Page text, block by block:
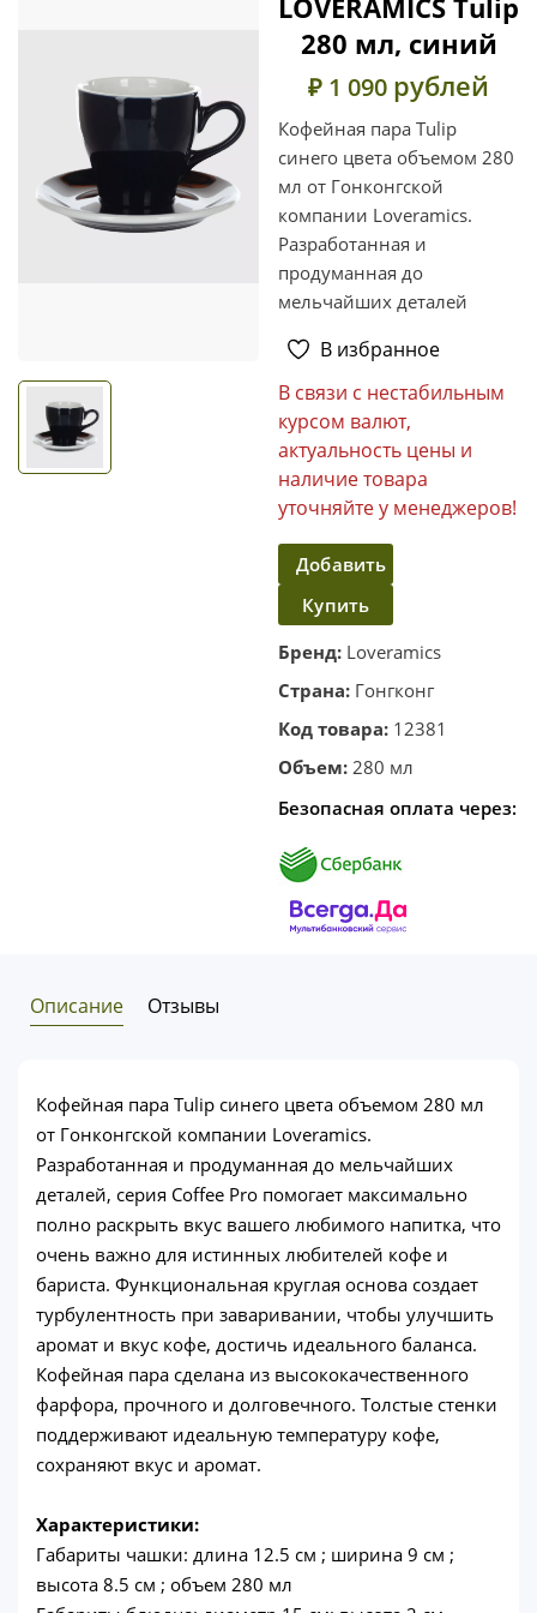
280 мл, синий
₽ 1 090 рублей
Кофейная пара Tulip
синего цвета объемом 280
мл от Гонконгской
компании Loveramics.
Разработанная и
продуманная до
мельчайших деталей
В избранное
В связи с нестабильным
курсом валют,
актуальность цены и
наличие товара
уточняйте у менеджеров!
Добавить
в
корзину
Купить
в один
клик
Бренд: Loveramics
Страна: Гонгконг
Код товара: 12381
Объем: 280 мл
Безопасная оплата через:
Описание Отзывы
Кофейная пара Tulip синего цвета объемом 280 мл
от Гонконгской компании Loveramics.
Разработанная и продуманная до мельчайших
деталей, серия Coffee Pro помогает максимально
полно раскрыть вкус вашего любимого напитка, что
очень важно для истинных любителей кофе и
бариста. Функциональная круглая основа создает
турбулентность при заваривании, чтобы улучшить
аромат и вкус кофе, достичь идеального баланса.
Кофейная пара сделана из высококачественного
фарфора, прочного и долговечного. Толстые стенки
поддерживают идеальную температуру кофе,
сохраняют вкус и аромат.
Характеристики:
Габариты чашки: длина 12.5 см ; ширина 9 см ;
высота 8.5 см ; объем 280 мл